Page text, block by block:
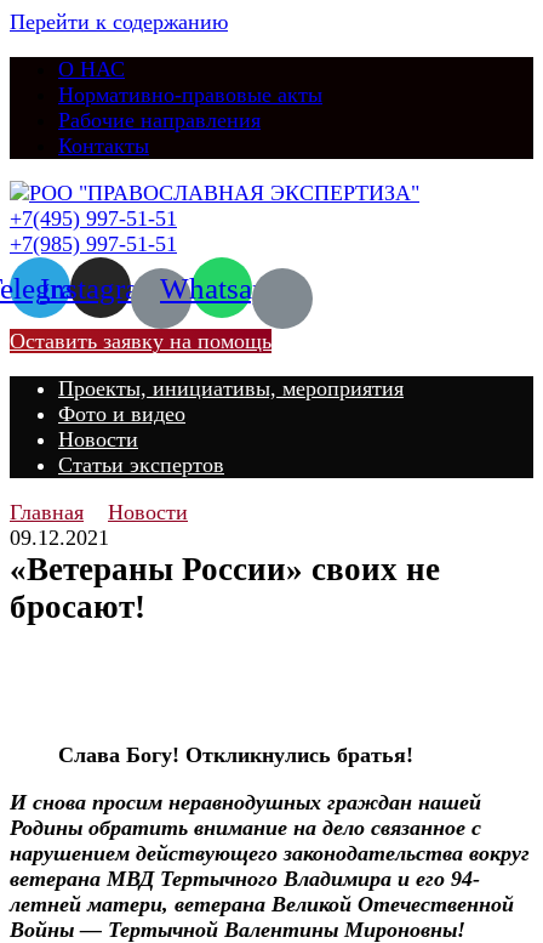
Перейти к содержанию
О НАС
Нормативно-правовые акты
Рабочие направления
Контакты
+7(495) 997-51-51
+7(985) 997-51-51
InstagramWhatsapp
Оставить заявку на помощь
Проекты, инициативы, мероприятия
Фото и видео
Новости
Статьи экспертов
Главная
Новости
09.12.2021
«Ветераны России» своих не
бросают!
Слава Богу! Откликнулись братья!
И снова просим неравнодушных граждан нашей
Родины обратить внимание на дело связанное с
нарушением действующего законодательства вокруг
ветерана МВД Тертычного Владимира и его 94-
летней матери, ветерана Великой Отечественной
Войны — Тертычной Валентины Мироновны!